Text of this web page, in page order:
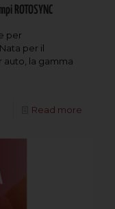
ROTOSYNC
per
per il
la gamma
Read more